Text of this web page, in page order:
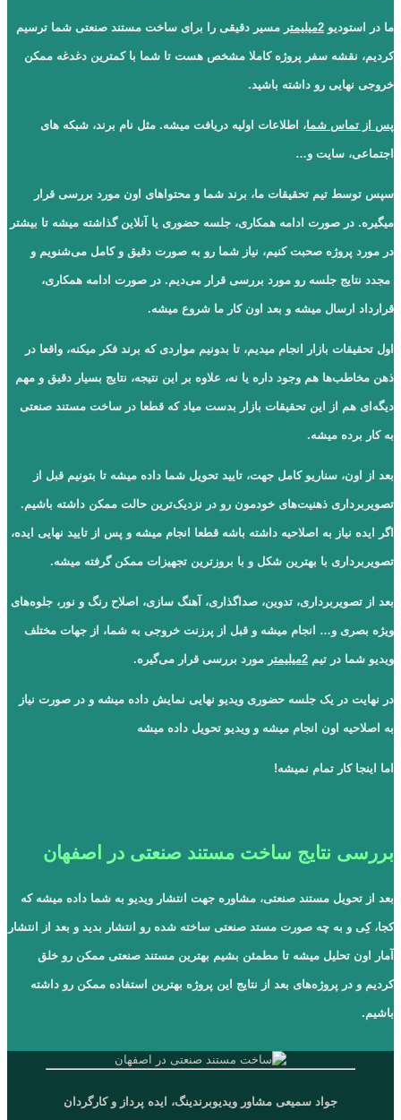
ما در استودیو 2میلیمتر مسیر دقیقی را برای ساخت مستند صنعتی شما ترسیم
کردیم، نقشه سفر پروژه کاملا مشخص هست تا شما با کمترین دغدغه ممکن
خروجی نهایی رو داشته باشید.
پس از تماس شما، اطلاعات اولیه دریافت میشه. مثل نام برند، شبکه های
اجتماعی، سایت و…
سپس توسط تیم تحقیقات ما، برند شما و محتواهای اون مورد بررسی قرار
میگیره. در صورت ادامه همکاری، جلسه حضوری یا آنلاین گذاشته میشه تا بیشتر
در مورد پروژه صحبت کنیم، نیاز شما رو به صورت دقیق و کامل می‌شنویم و
مجدد نتایج جلسه رو مورد بررسی قرار می‌دیم. در صورت ادامه همکاری،
قرارداد ارسال میشه و بعد اون کار ما شروع میشه.
اول تحقیقات بازار انجام میدیم، تا بدونیم مواردی که برند فکر میکنه، واقعا در
ذهن مخاطب‌ها هم وجود داره یا نه، علاوه بر این نتیجه، نتایج بسیار دقیق و مهم
دیگه‌ای هم از این تحقیقات بازار بدست میاد که قطعا در ساخت مستند صنعتی
به کار برده میشه.
بعد از اون، سناریو کامل جهت، تایید تحویل شما داده میشه تا بتونیم قبل از
تصویربرداری ذهنیت‌های خودمون رو در نزدیک‌ترین حالت ممکن داشته باشیم.
اگر ایده نیاز به اصلاحیه داشته باشه قطعا انجام میشه و پس از تایید نهایی ایده،
تصویربرداری با بهترین شکل و با بروزترین تجهیزات ممکن گرفته میشه.
بعد از تصویربرداری، تدوین، صداگذاری، آهنگ سازی، اصلاح رنگ و نور، جلوه‌های
ویژه بصری و… انجام میشه و قبل از پرزنت خروجی به شما، از جهات مختلف
ویدیو شما در تیم 2میلیمتر مورد بررسی قرار می‌گیره.
در نهایت در یک جلسه حضوری ویدیو نهایی نمایش داده میشه و در صورت نیاز
به اصلاحیه اون انجام میشه و ویدیو تحویل داده میشه
اما اینجا کار تمام نمیشه!
بررسی نتایج ساخت مستند صنعتی در اصفهان
بعد از تحویل مستند صنعتی، مشاوره‌ جهت انتشار ویدیو به شما داده میشه که
کجا، کِی و به چه صورت مستد صنعتی ساخته شده رو انتشار بدید و بعد از انتشار
آمار اون تحلیل میشه تا مطمئن بشیم بهترین مستند صنعتی ممکن رو خلق
کردیم و در پروژه‌های بعد از نتایج این پروژه بهترین استفاده ممکن رو داشته
باشیم.
جواد سمیعی مشاور ویدیوبرندینگ، ایده پرداز و کارگردان